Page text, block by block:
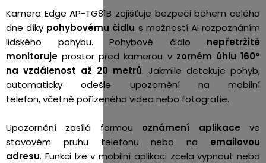
Kamera Edge AP-TG81B zajišťuje bezpečí během celého
dne díky pohybovému čidlu s možností AI rozpoznáním
lidského pohybu. Pohybové čidlo nepřetržitě
monitoruje prostor před kamerou v zorném úhlu 160°
na vzdálenost až 20 metrů. Jakmile detekuje pohyb,
automaticky odešle upozornění na mobilní
telefon, včetně pořízeného videa nebo fotografie.
Upozornění zasílá formou oznámení aplikace ve
stavovém pruhu telefonu nebo na emailovou
adresu. Funkci lze v mobilní aplikaci zcela vypnout nebo